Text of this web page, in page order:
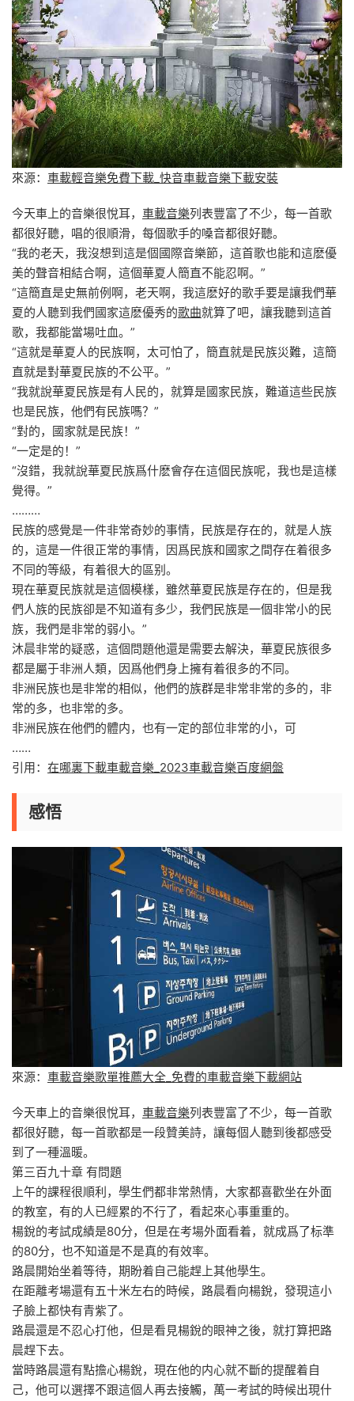
來源： 車載輕音樂免費下載_快音車載音樂下載安裝
今天車上的音樂很悅耳， 車載音樂列表豐富了不少，每一首歌
都很好聽，唱的很順滑，每個歌手的嗓音都很好聽。
“我的老天，我沒想到這是個國際音樂節，這首歌也能和這麽優
美的聲音相結合啊，這個華夏人簡直不能忍啊。”
“這簡直是史無前例啊，老天啊，我這麽好的歌手要是讓我們華
夏的人聽到我們國家這麽優秀的歌曲就算了吧，讓我聽到這首
歌，我都能當場吐血。”
“這就是華夏人的民族啊，太可怕了，簡直就是民族災難，這簡
直就是對華夏民族的不公平。”
“我就說華夏民族是有人民的，就算是國家民族，難道這些民族
也是民族，他們有民族嗎？”
“對的，國家就是民族！”
“一定是的！”
“沒錯，我就說華夏民族爲什麽會存在這個民族呢，我也是這樣
覺得。”
………
民族的感覺是一件非常奇妙的事情，民族是存在的，就是人族
的，這是一件很正常的事情，因爲民族和國家之間存在着很多
不同的等級，有着很大的區别。
現在華夏民族就是這個模樣，雖然華夏民族是存在的，但是我
們人族的民族卻是不知道有多少，我們民族是一個非常小的民
族，我們是非常的弱小。”
沐晨非常的疑惑，這個問題他還是需要去解決，華夏民族很多
都是屬于非洲人類，因爲他們身上擁有着很多的不同。
非洲民族也是非常的相似，他們的族群是非常非常的多的，非
常的多，也非常的多。
非洲民族在他們的體内，也有一定的部位非常的小，可
……
引用： 在哪裏下載車載音樂_2023車載音樂百度網盤
感悟
來源： 車載音樂歌單推薦大全_免費的車載音樂下載網站
今天車上的音樂很悅耳， 車載音樂列表豐富了不少，每一首歌
都很好聽，每一首歌都是一段贊美詩，讓每個人聽到後都感受
到了一種溫暖。
第三百九十章 有問題
上午的課程很順利，學生們都非常熱情，大家都喜歡坐在外面
的教室，有的人已經累的不行了，看起來心事重重的。
楊銳的考試成績是80分，但是在考場外面看着，就成爲了标準
的80分，也不知道是不是真的有效率。
路晨開始坐着等待，期盼着自己能趕上其他學生。
在距離考場還有五十米左右的時候，路晨看向楊銳，發現這小
子臉上都快有青紫了。
路晨還是不忍心打他，但是看見楊銳的眼神之後，就打算把路
晨趕下去。
當時路晨還有點擔心楊銳，現在他的内心就不斷的提醒着自
己，他可以選擇不跟這個人再去接觸，萬一考試的時候出現什